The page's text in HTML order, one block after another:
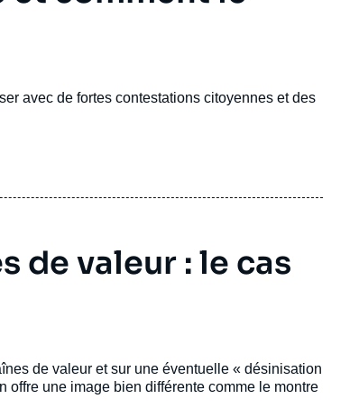
avec de fortes contestations citoyennes et des
de valeur : le cas
de valeur et sur une éventuelle « désinisation
une image bien différente comme le montre